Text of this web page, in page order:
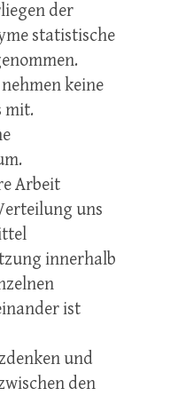
der
statistische
keine
mit.
Arbeit
uns
innerhalb
ist
und
den